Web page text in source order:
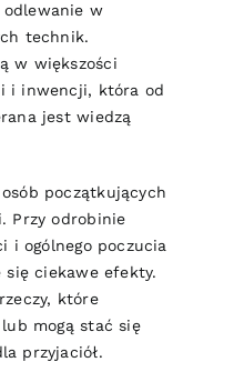
odlewanie w
technik.
w większości
i inwencji, która od
jest wiedzą
początkujących
Przy odrobinie
i ogólnego poczucia
się ciekawe efekty.
które
mogą stać się
przyjaciół.